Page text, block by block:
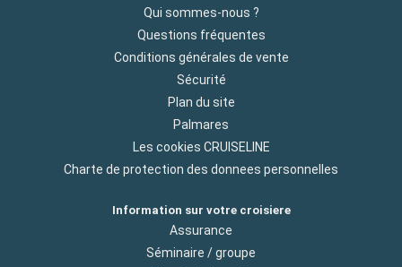
Qui sommes-nous ?
Questions fréquentes
Conditions générales de vente
Sécurité
Plan du site
Palmares
Les cookies CRUISELINE
Charte de protection des donnees personnelles
Information sur votre croisiere
Assurance
Séminaire / groupe